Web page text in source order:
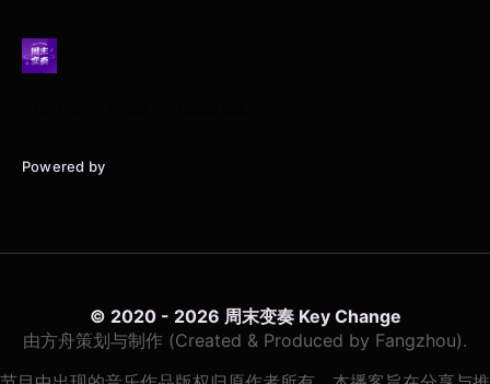
Powered by
© 2020 - 2026 周末变奏 Key Change
由方舟策划与制作 (Created & Produced by Fangzhou).